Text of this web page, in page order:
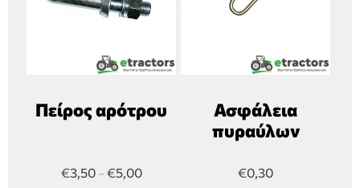
Πείρος αρότρου
€3,50–€5,00
Ασφάλεια
πυραύλων
€0,30